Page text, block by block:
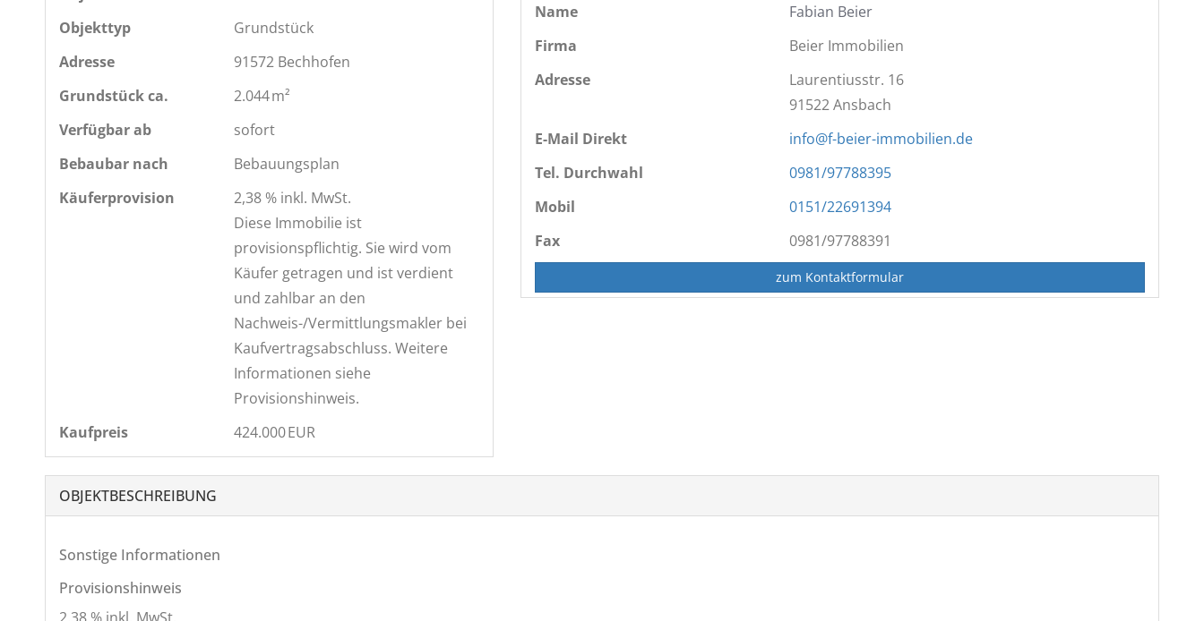
Name
Fabian Beier
Firma
Beier Immobilien
Adresse
Laurentiusstr. 16
91522Ansbach
E-Mail Direkt
info@f-beier-immobilien.de
Tel. Durchwahl
0981/97788395
Mobil
0151/22691394
Fax
0981/97788391
zum Kontaktformular
Objekttyp
Grundstück
Adresse
91572 Bechhofen
Grund­stück ca.
2.044 m²
Verfügbar ab
sofort
Bebaubar nach
Bebauungsplan
Käufer­provision
2,38 % inkl. MwSt.
Diese Immobilie ist
provisionspflichtig. Sie wird vom
Käufer getragen und ist verdient
und zahlbar an den
Nachweis-/Vermittlungsmakler bei
Kaufvertragsabschluss. Weitere
Informationen siehe
Provisionshinweis.
Kaufpreis
424.000 EUR
OBJEKT­BESCHREIBUNG
Sonstige Informationen
Provisionshinweis